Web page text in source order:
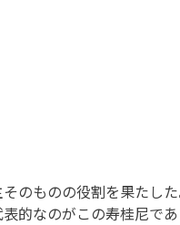
のものの役割を果たし
的なのがこの寿桂尼で